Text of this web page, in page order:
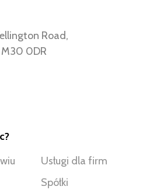
Road,
M30 0DR
Usługi dla firm
Spółki